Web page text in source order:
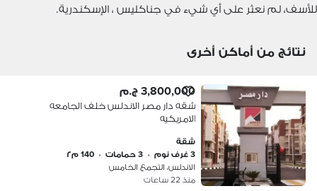
للأسف، لم نعثر على أي شيء في جناكليس ، الإسكندرية.
نتائج من أماكن أخرى
3,800,000 ج.م
شقه دار مصر الاندلس خلف الجامعه
الامريكيه
شقة
3 غرف نوم
• 3 حمامات • 140 م٢
الاندلس، التجمع الخامس
منذ 22 ساعات